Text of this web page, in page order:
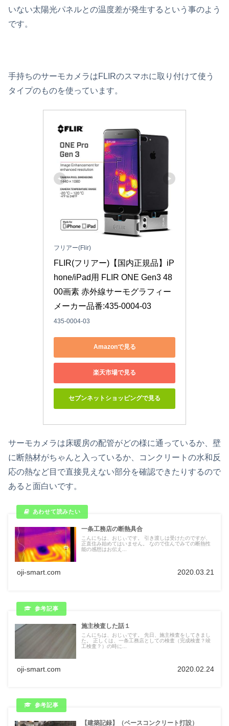
いない太陽光パネルとの温度差が発生するという事のよう
です。
手持ちのサーモカメラはFLIRのスマホに取り付けて使う
タイプのものを使っています。
フリアー(Flir)
FLIR(フリアー)【国内正規品】iP
hone/iPad用 FLIR ONE Gen3 48
00画素 赤外線サーモグラフィー
メーカー品番:435-0004-03
435-0004-03
Amazonで見る
楽天市場で見る
セブンネットショッピングで見る
サーモカメラは床暖房の配管がどの様に通っているか、壁
に断熱材がちゃんと入っているか、コンクリートの水和反
応の熱など目で直接見えない部分を確認できたりするので
あると面白いです。
一条工務店の断熱具合
こんにちは、おじぃです。 引き渡しは受けたのですが、
正直住み始めてはいません。 なので住んでみての断熱性
能の感想はお伝え...
oji-smart.com 2020.03.21
施主検査した話１
こんにちは、おじぃです。 先日、施主検査をしてきまし
た。 正しくは、一条工務店としての検査（完成検査？竣
工検査？）の時に...
oji-smart.com 2020.02.24
【建築記録】（ベースコンクリート打設）